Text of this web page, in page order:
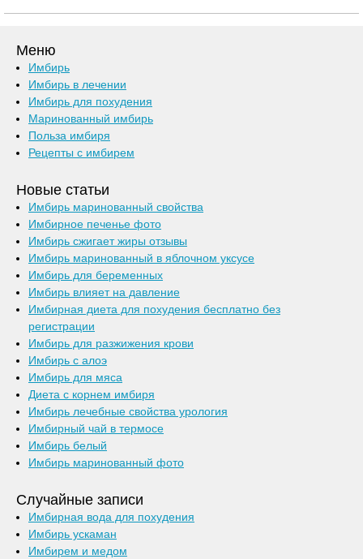
Меню
Имбирь
Имбирь в лечении
Имбирь для похудения
Маринованный имбирь
Польза имбиря
Рецепты с имбирем
Новые статьи
Имбирь маринованный свойства
Имбирное печенье фото
Имбирь сжигает жиры отзывы
Имбирь маринованный в яблочном уксусе
Имбирь для беременных
Имбирь влияет на давление
Имбирная диета для похудения бесплатно без
регистрации
Имбирь для разжижения крови
Имбирь с алоэ
Имбирь для мяса
Диета с корнем имбиря
Имбирь лечебные свойства урология
Имбирный чай в термосе
Имбирь белый
Имбирь маринованный фото
Случайные записи
Имбирная вода для похудения
Имбирь ускаман
Имбирем и медом